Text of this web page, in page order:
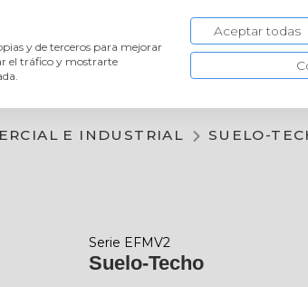
Aerotermia, Agua y Solar
E INDUSTRIAL SUELO-
Serie EFMV2
Suelo-Techo
y de terceros para mejorar
el tráfico y mostrarte
Aceptar todas